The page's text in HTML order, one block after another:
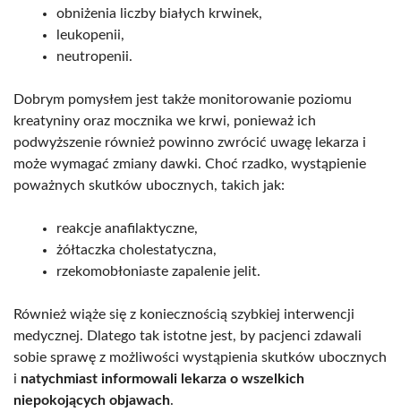
obniżenia liczby białych krwinek,
leukopenii,
neutropenii.
Dobrym pomysłem jest także monitorowanie poziomu
kreatyniny oraz mocznika we krwi, ponieważ ich
podwyższenie również powinno zwrócić uwagę lekarza i
może wymagać zmiany dawki. Choć rzadko, wystąpienie
poważnych skutków ubocznych, takich jak:
reakcje anafilaktyczne,
żółtaczka cholestatyczna,
rzekomobłoniaste zapalenie jelit.
Również wiąże się z koniecznością szybkiej interwencji
medycznej. Dlatego tak istotne jest, by pacjenci zdawali
sobie sprawę z możliwości wystąpienia skutków ubocznych
i natychmiast informowali lekarza o wszelkich
niepokojących objawach.